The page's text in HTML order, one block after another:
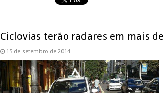
Ciclovias terão radares em mais
15 de setembro de 2014